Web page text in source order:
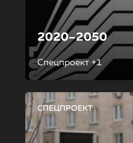
2020–2050
Спецпроект +1
СПЕЦПРОЕКТ